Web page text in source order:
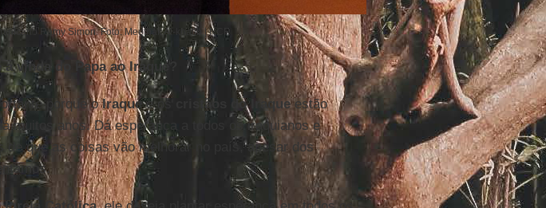
Ramy Simon. Foto: Meethak Al-khatib | NCR
vinda do Papa ao Iraque?
porque oIraquee os cristãos do Iraqueestão
muitos anos. Dá esperança a todos os iraquianos e
de que as coisas vão melhorar no país, apesar dos